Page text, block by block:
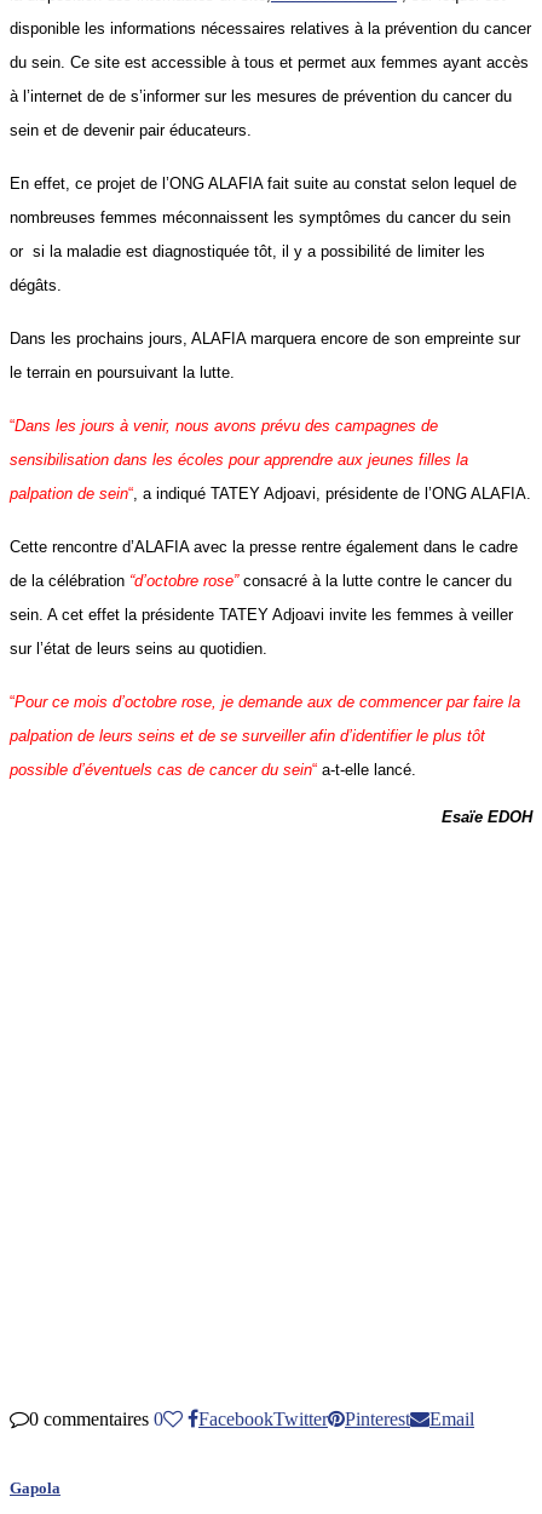
disponible les informations nécessaires relatives à la prévention du cancer
du sein. Ce site est accessible à tous et permet aux femmes ayant accès
à l’internet de de s’informer sur les mesures de prévention du cancer du
sein et de devenir pair éducateurs.
En effet, ce projet de l’ONG ALAFIA fait suite au constat selon lequel de
nombreuses femmes méconnaissent les symptômes du cancer du sein
or si la maladie est diagnostiquée tôt, il y a possibilité de limiter les
dégâts.
Dans les prochains jours, ALAFIA marquera encore de son empreinte sur
le terrain en poursuivant la lutte.
“Dans les jours à venir, nous avons prévu des campagnes de
sensibilisation dans les écoles pour apprendre aux jeunes filles la
palpation de sein“ , a indiqué TATEY Adjoavi, présidente de l’ONG ALAFIA.
Cette rencontre d’ALAFIA avec la presse rentre également dans le cadre
de la célébration “d’octobre rose” consacré à la lutte contre le cancer du
sein. A cet effet la présidente TATEY Adjoavi invite les femmes à veiller
sur l’état de leurs seins au quotidien.
“Pour ce mois d’octobre rose, je demande aux de commencer par faire la
palpation de leurs seins et de se surveiller afin d’identifier le plus tôt
possible d’éventuels cas de cancer du sein“ a-t-elle lancé.
Esaïe EDOH
0 commentaires 0 FacebookTwitter Pinterest Email
Gapola